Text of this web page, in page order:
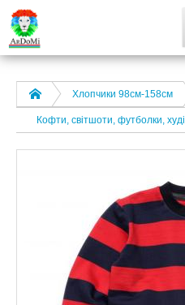
Хлопчики 98см-158см
Кофти, світшоти, футболки, худі